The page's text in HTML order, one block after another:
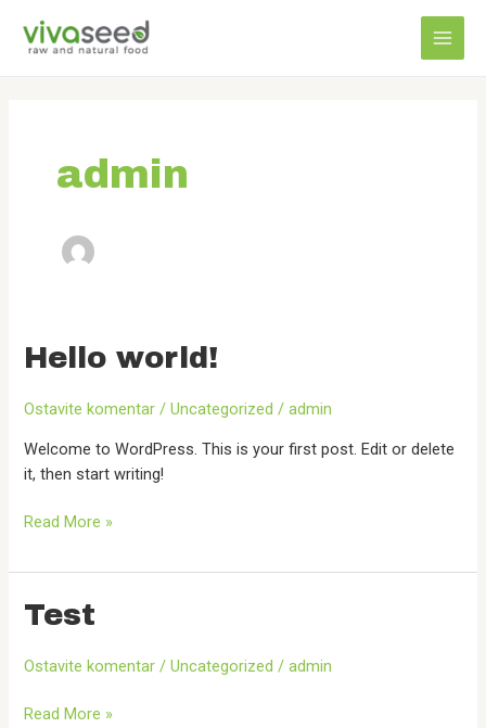
sadržaj
admin
Hello world!
Ostavite komentar /Uncategorized /admin
Welcome to WordPress. This is your first post. Edit or delete
it, then start writing!
Hello
Read More »
Test
Ostavite komentar /Uncategorized /admin
Test
Read More »